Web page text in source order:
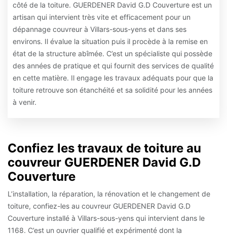
côté de la toiture. GUERDENER David G.D Couverture est un
artisan qui intervient très vite et efficacement pour un
dépannage couvreur à Villars-sous-yens et dans ses
environs. Il évalue la situation puis il procède à la remise en
état de la structure abîmée. C’est un spécialiste qui possède
des années de pratique et qui fournit des services de qualité
en cette matière. Il engage les travaux adéquats pour que la
toiture retrouve son étanchéité et sa solidité pour les années
à venir.
Confiez les travaux de toiture au
couvreur GUERDENER David G.D
Couverture
L’installation, la réparation, la rénovation et le changement de
toiture, confiez-les au couvreur GUERDENER David G.D
Couverture installé à Villars-sous-yens qui intervient dans le
1168. C’est un ouvrier qualifié et expérimenté dont la